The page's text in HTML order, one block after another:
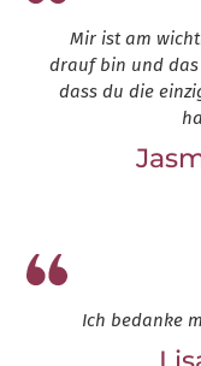
Mir ist am
drauf bin und
dass du die
Ich bedanke